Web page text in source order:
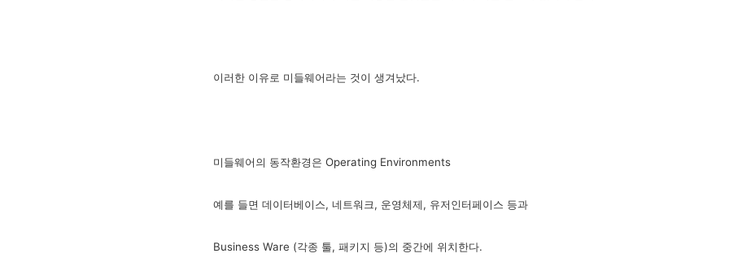
이러한 이유로 미들웨어라는 것이 생겨났다.
미들웨어의 동작환경은 Operating Environments
예를 들면 데이터베이스, 네트워크, 운영체제, 유저인터페이스 등과
Business Ware (각종 툴, 패키지 등)의 중간에 위치한다.